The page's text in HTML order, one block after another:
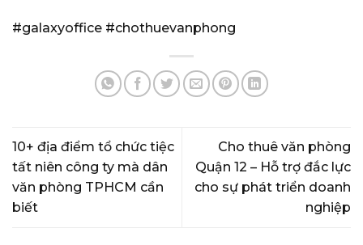
#galaxyoffice #chothuevanphong
10+ địa điểm tổ chức tiệc
tất niên công ty mà dân
văn phòng TPHCM cần
biết
Cho thuê văn phòng
Quận 12 – Hỗ trợ đắc lực
cho sự phát triển doanh
nghiệp